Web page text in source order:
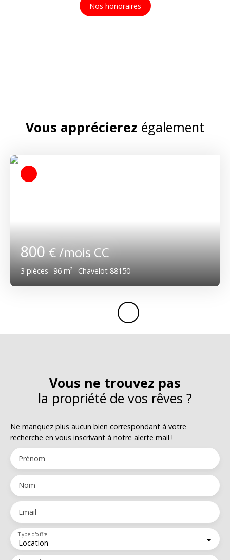
Nos honoraires
Vous apprécierez également
800€ /mois CC
3 pièces 96 m² Chavelot 88150
Vous ne trouvez pas
la propriété de vos rêves ?
Ne manquez plus aucun bien correspondant à votre
recherche en vous inscrivant à notre alerte mail !
Prénom
Nom
Email
Location
Type d'offre